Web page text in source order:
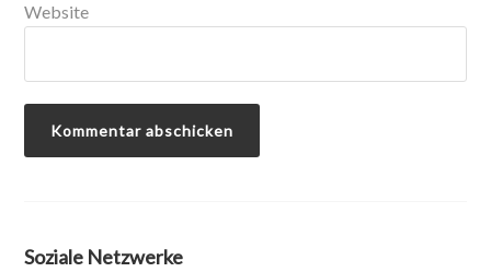
Website
Soziale Netzwerke